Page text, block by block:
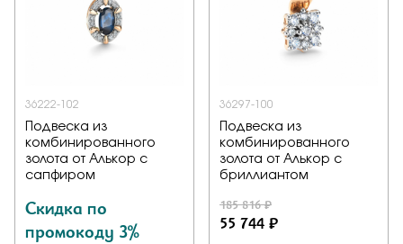
36222-102
Подвеска из
комбинированного
золота от Алькор с
сапфиром
Скидка по
промокоду 3%
36297-100
Подвеска из
комбинированного
золота от Алькор с
бриллиантом
185 816 ₽
55 744 ₽